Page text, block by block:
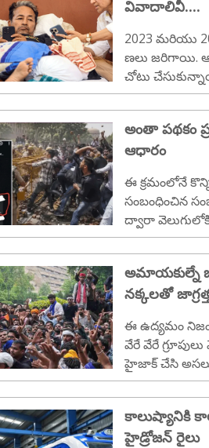
స్పష్టంగా
వివాదాలివీ....
2023 మరియు
ణలు జరిగాయి.
చోటు
సంస్థ.....
అంతా పథకం
ఆధారం
ఈ క్రమంలోనే
సంబంధించిన
ద్వారా
అమాయకుల్నే
నక్కలతో
ఈ ఉద్యమం
వేరే వేరే
హైజాక్ చేసి
కాలుష్యానికి
హైడ్రోజన్ రైలు